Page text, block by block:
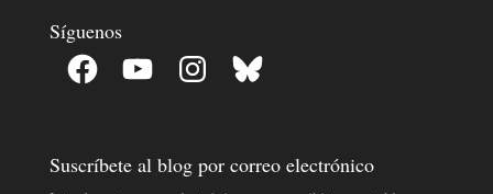
Síguenos
Facebook YouTube InstagramBluesky
Suscríbete al blog por correo electrónico